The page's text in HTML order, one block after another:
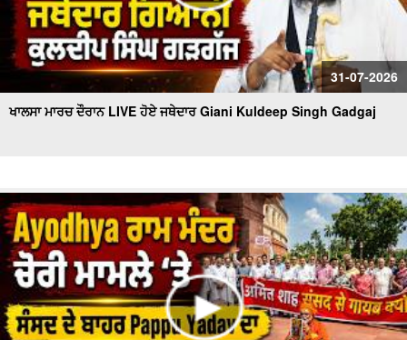
31-07-2026
ਖਾਲਸਾ ਮਾਰਚ ਦੌਰਾਨ LIVE ਹੋਏ ਜਥੇਦਾਰ Giani Kuldeep Singh Gadgaj